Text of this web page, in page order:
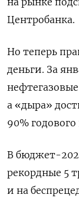
Центробанка.
Но теперь
деньги. За
а «дыра»
90% годового
В бюджет-
рекордные 5
и на